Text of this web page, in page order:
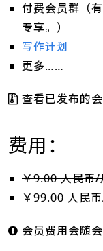
付费会员群（
专享。）
写作计划
更多……
查看已发布的会
费用：
￥9.00 人民币/
￥99.00 人民
会员费用会随